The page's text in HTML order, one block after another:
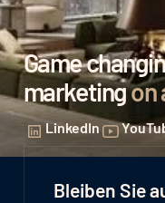
Game
marketingon
LinkedIn
Bleiben Sie